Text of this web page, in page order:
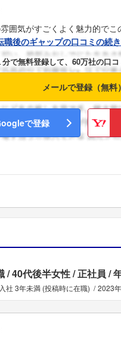
囲気がすごくよく魅力的で
職後のギャップの口コミの続
分で無料登録して、60万社の口コ
メールで登録（無料）
で登録
40代後半女性 正社員
社 3年未満 (投稿時に在職) 2023